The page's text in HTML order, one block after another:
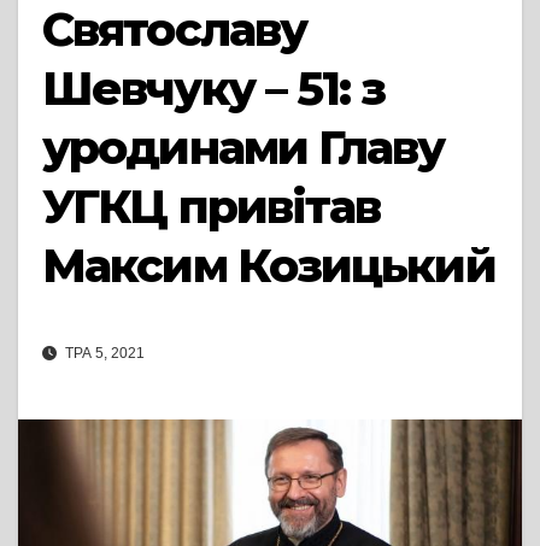
Святославу
Шевчуку – 51: з
уродинами Главу
УГКЦ привітав
Максим Козицький
ТРА 5, 2021